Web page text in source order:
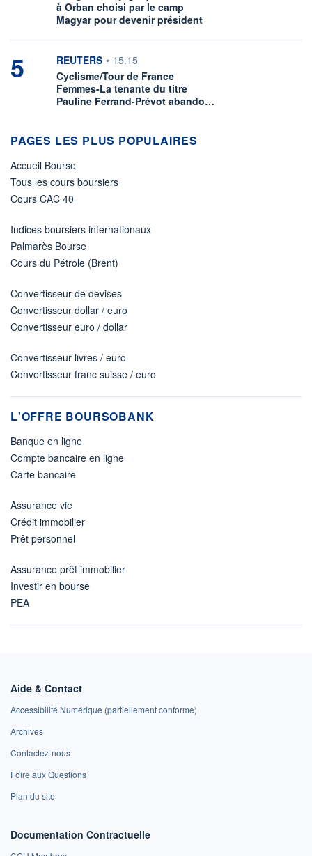
à Orban choisi par le camp
Magyar pour devenir président
5 information fournie par
REUTERS • 15:15
Cyclisme/Tour de France
Femmes-La tenante du titre
Pauline Ferrand-Prévot abando…
PAGES LES PLUS POPULAIRES
Accueil Bourse
Tous les cours boursiers
Cours CAC 40
Indices boursiers internationaux
Palmarès Bourse
Cours du Pétrole (Brent)
Convertisseur de devises
Convertisseur dollar / euro
Convertisseur euro / dollar
Convertisseur livres / euro
Convertisseur franc suisse / euro
L'OFFRE BOURSOBANK
Banque en ligne
Compte bancaire en ligne
Carte bancaire
Assurance vie
Crédit immobilier
Prêt personnel
Assurance prêt immobilier
Investir en bourse
PEA
Aide & Contact
Accessibilité Numérique (partiellement conforme)
Archives
Contactez-nous
Foire aux Questions
Plan du site
Documentation Contractuelle